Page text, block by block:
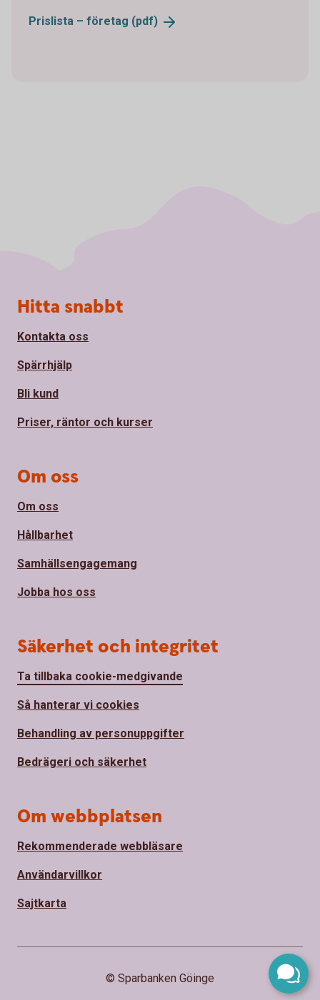
Prislista – företag (pdf)
Sidfot
Hitta snabbt
Kontakta oss
Spärrhjälp
Bli kund
Priser, räntor och kurser
Om oss
Om oss
Hållbarhet
Samhällsengagemang
Jobba hos oss
Säkerhet och integritet
Ta tillbaka cookie-medgivande
Så hanterar vi cookies
Behandling av personuppgifter
Bedrägeri och säkerhet
Om webbplatsen
Rekommenderade webbläsare
Användarvillkor
Sajtkarta
© Sparbanken Göinge